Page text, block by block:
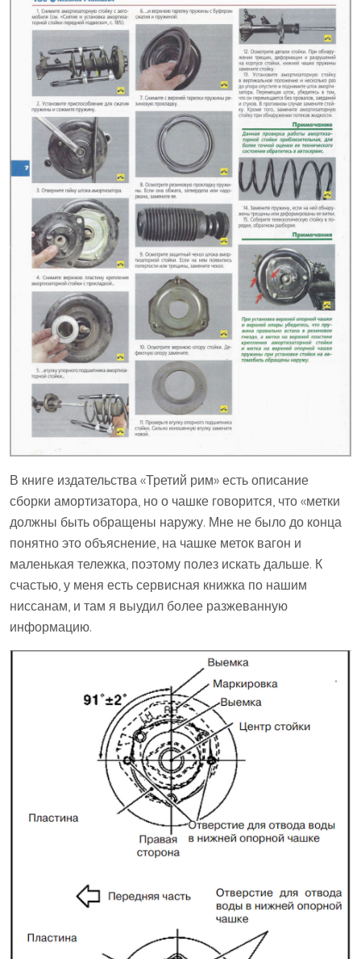
В книге издательства «Третий рим» есть описание
сборки амортизатора, но о чашке говорится, что «метки
должны быть обращены наружу. Мне не было до конца
понятно это объяснение, на чашке меток вагон и
маленькая тележка, поэтому полез искать дальше. К
счастью, у меня есть сервисная книжка по нашим
ниссанам, и там я выудил более разжеванную
информацию.